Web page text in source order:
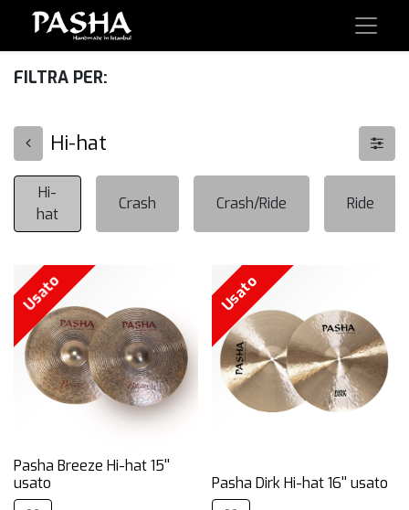
FILTRA PER:
Hi-hat
Hi-
hat
Crash Crash/Ride Ride
Usato
Pasha Breeze Hi-hat 15''
usato
Usato
Pasha Dirk Hi-hat 16'' usato